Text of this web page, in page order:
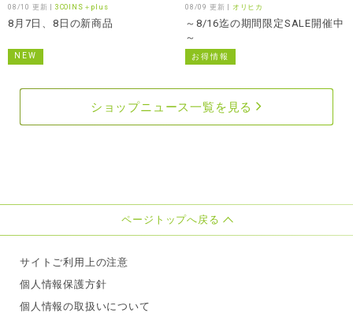
08/10 更新 | 3COINS＋plus
8月7日、8日の新商品
NEW
08/09 更新 | オリヒカ
～8/16迄の期間限定SALE開催中
～
お得情報
ショップニュース一覧を見る
ページトップへ戻る
サイトご利用上の注意
個人情報保護方針
個人情報の取扱いについて